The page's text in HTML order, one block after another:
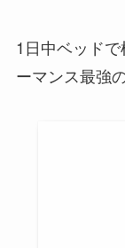
1日中ベッド
ーマンス最強